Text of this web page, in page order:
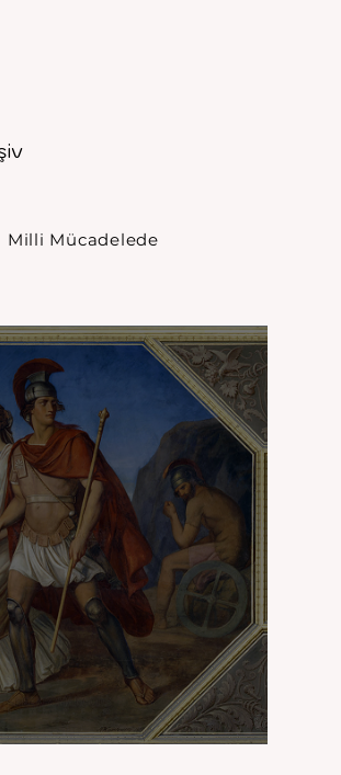
Milli Mücadelede
Olimpiyatlar